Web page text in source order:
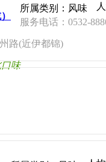
所属类别：风味
服务电话：0532-
路(近伊都锦)
味